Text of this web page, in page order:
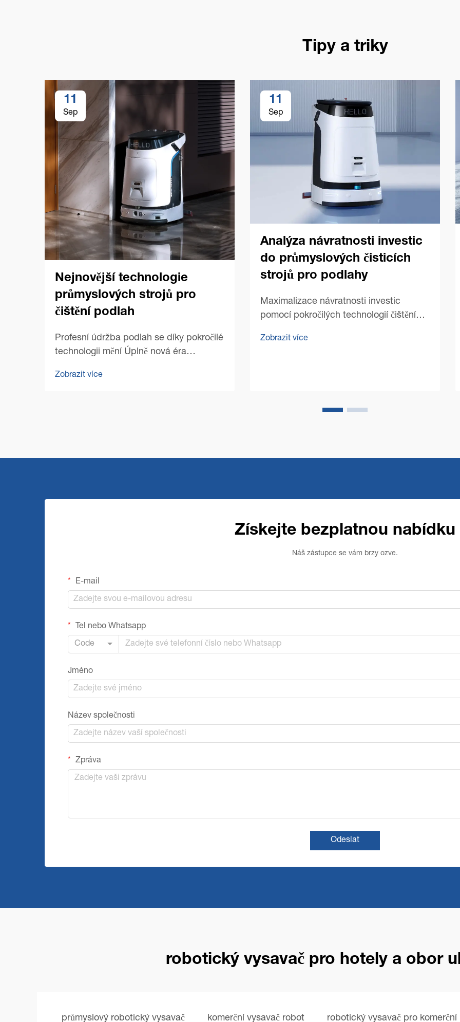
Tipy a triky
11
Sep
Nejnovější technologie
průmyslových strojů pro
čištění podlah
Profesní údržba podlah se díky pokročilé
technologii mění Úplně nová éra
nástupem špičkových technologií pro
Zobrazit více
11
Sep
Analýza návratnosti investic
do průmyslových čisticích
strojů pro podlahy
Maximalizace návratnosti investic
pomocí pokročilých technologií čištění
obchodním prostředí se manažeři
Zobrazit více
Získejte bezplatnou nabídku
Náš zástupce se vám brzy ozve.
E-mail
Tel nebo Whatsapp
Code
Jméno
Název společnosti
Zpráva
Odeslat
robotický vysavač pro hotely a obor
průmyslový robotický vysavač komerční vysavač robot robotický vysavač pro komerční